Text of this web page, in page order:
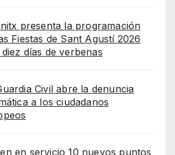
presenta la programación
Fiestas de Sant Agustí 2026
días de verbenas
Civil abre la denuncia
a los ciudadanos
en servicio 10 nuevos puntos